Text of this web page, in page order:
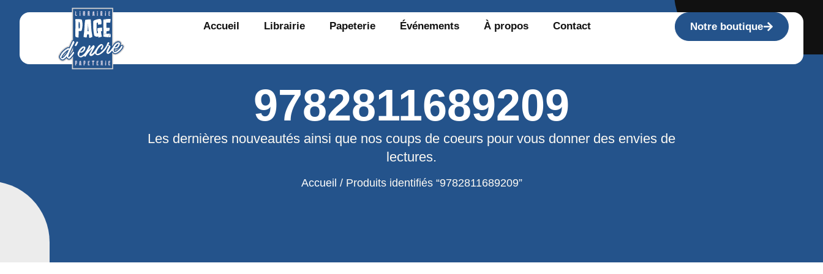
Accueil Librairie Papeterie Événements À propos Contact Notre boutique
9782811689209
Les dernières nouveautés ainsi que nos coups de coeurs pour vous donner des envies de
lectures.
Accueil / Produits identifiés “9782811689209”